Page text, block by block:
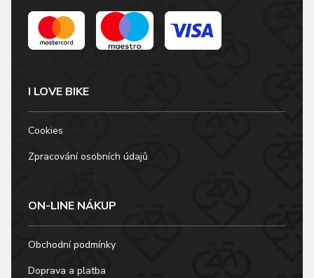
I LOVE BIKE
Cookies
Zpracování osobních údajů
ON-LINE NÁKUP
Obchodní podmínky
Doprava a platba